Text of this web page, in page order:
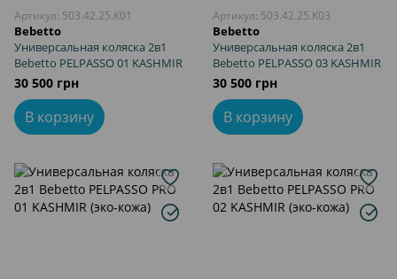
Артикул: 503.42.25.K01
Bebetto
Универсальная коляска 2в1
Bebetto PELPASSO 01 KASHMIR
30 500 грн
В корзину
Артикул: 503.42.25.K03
Bebetto
Универсальная коляска 2в1
Bebetto PELPASSO 03 KASHMIR
30 500 грн
В корзину